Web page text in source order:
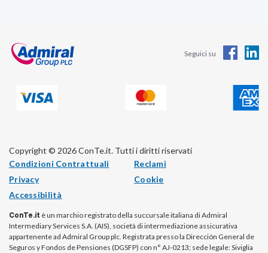
Seguici su
Copyright © 2026 ConTe.it. Tutti i diritti riservati
Condizioni Contrattuali
Reclami
Privacy
Cookie
Accessibilità
ConTe.it è un marchio registrato della succursale italiana di Admiral
Intermediary Services S.A. (AIS), società di intermediazione assicurativa
appartenente ad Admiral Group plc. Registrata presso la Dirección General de
Seguros y Fondos de Pensiones (DGSFP) con n° AJ-0213; sede legale: Siviglia